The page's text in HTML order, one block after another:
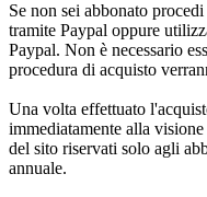
Se non sei abbonato
tramite Paypal oppure
Paypal. Non è necessario
procedura di acquisto
Una volta effettuato
immediatamente alla
del sito riservati solo agli
annuale.